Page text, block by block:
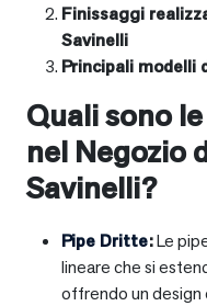
Finissaggi
Savinelli
Principali modelli
Quali sono
nel Negozio
Savinelli?
Pipe Dritte:Le
lineare che si
offrendo un design